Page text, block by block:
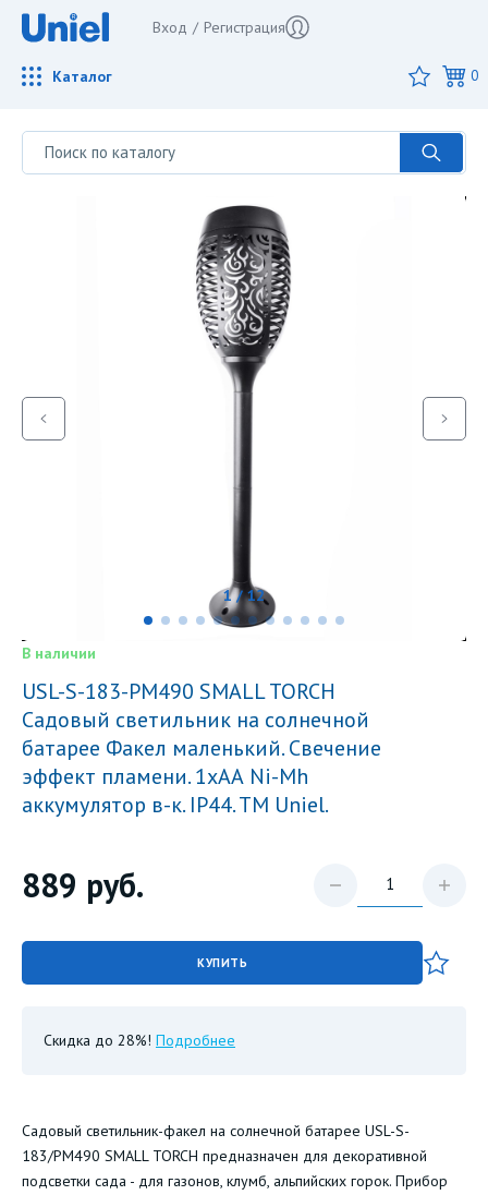
Вход / Регистрация
Каталог 0
1 / 12
В наличии
USL-S-183-PM490 SMALL TORCH
Садовый светильник на солнечной
батарее Факел маленький. Свечение
эффект пламени. 1xАА Ni-Mh
аккумулятор в-к. IP44. TM Uniel.
889 руб.
КУПИТЬ
Скидка до 28%! Подробнее
Садовый светильник-факел на солнечной батарее USL-S-
183/PM490 SMALL TORCH предназначен для декоративной
подсветки сада - для газонов, клумб, альпийских горок. Прибор